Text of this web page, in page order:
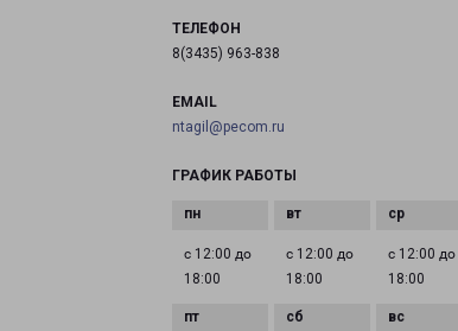
ТЕЛЕФОН
8(3435) 963-838
EMAIL
ntagil@pecom.ru
ГРАФИК РАБОТЫ
с 12:00 до
18:00
с 12:00 до
18:00
с 12:00 до
18:00